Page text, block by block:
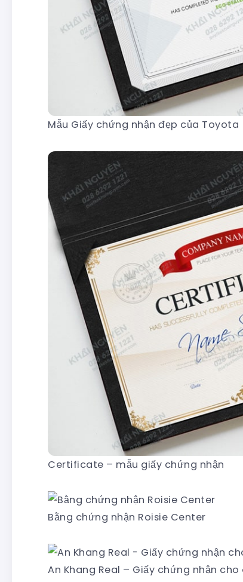
Mẫu Giấy chứng nhận đẹp của Toyota
Certificate – mẫu giấy chứng nhận
Bằng chứng nhận Roisie Center
An Khang Real – Giấy chứng nhận